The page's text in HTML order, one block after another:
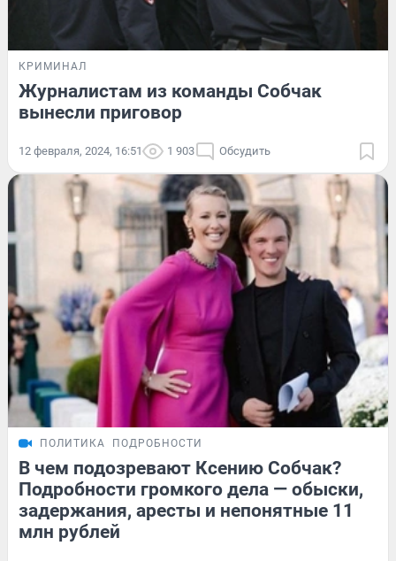
КРИМИНАЛ
Журналистам из команды Собчак
вынесли приговор
12 февраля, 2024, 16:51 1 903 Обсудить
ПОЛИТИКА ПОДРОБНОСТИ
В чем подозревают Ксению Собчак?
Подробности громкого дела — обыски,
задержания, аресты и непонятные 11
млн рублей